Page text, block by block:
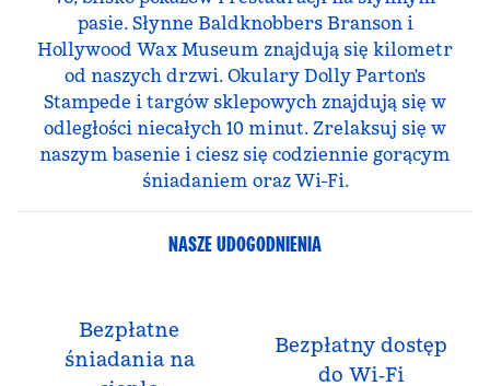
pasie. Słynne Baldknobbers Branson i
Hollywood Wax Museum znajdują się kilometr
od naszych drzwi. Okulary Dolly Parton's
Stampede i targów sklepowych znajdują się w
odległości niecałych 10 minut. Zrelaksuj się w
naszym basenie i ciesz się codziennie gorącym
śniadaniem oraz Wi-Fi.
NASZE UDOGODNIENIA
Bezpłatne
śniadania na
Bezpłatny dostęp
do Wi‑Fi